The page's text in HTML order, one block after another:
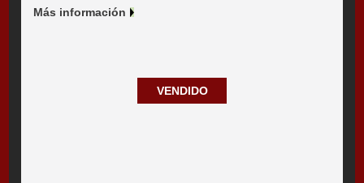
Más información
VENDIDO